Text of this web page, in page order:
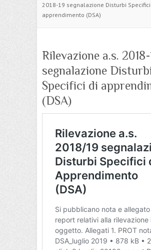
2018-19 segnalazione Disturbi
apprendimento (DSA)
Rilevazione a.s. 2018-
segnalazione
Specifici di
(DSA)